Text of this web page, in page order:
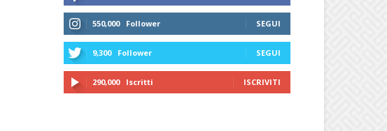
550,000 Follower SEGUI
9,300 Follower SEGUI
290,000 Iscritti ISCRIVITI